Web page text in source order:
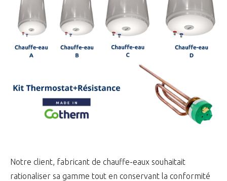
Notre client, fabricant de chauffe-eaux souhaitait
rationaliser sa gamme tout en conservant la conformité